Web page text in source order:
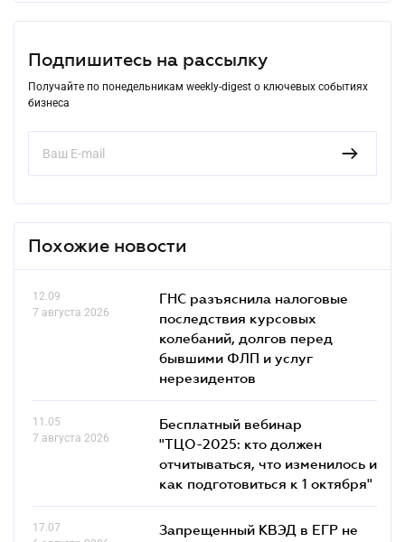
Подпишитесь на рассылку
Получайте по понедельникам weekly-digest о ключевых событиях
бизнеса
Похожие новости
12.09
7 августа 2026
ГНС разъяснила налоговые
последствия курсовых
колебаний, долгов перед
бывшими ФЛП и услуг
нерезидентов
11.05
7 августа 2026
Бесплатный вебинар
"ТЦО-2025: кто должен
отчитываться, что изменилось и
как подготовиться к 1 октября"
17.07
Запрещенный КВЭД в ЕГР не